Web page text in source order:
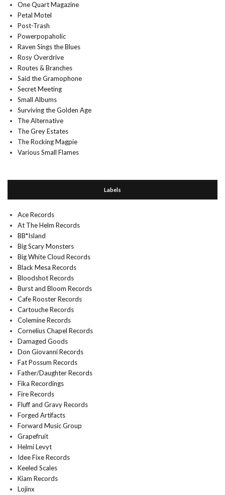
One Quart Magazine
Petal Motel
Post-Trash
Powerpopaholic
Raven Sings the Blues
Rosy Overdrive
Routes & Branches
Said the Gramophone
Secret Meeting
Small Albums
Surviving the Golden Age
The Alternative
The Grey Estates
The Rocking Magpie
Various Small Flames
Labels
Ace Records
At The Helm Records
BB*Island
Big Scary Monsters
Big White Cloud Records
Black Mesa Records
Bloodshot Records
Burst and Bloom Records
Cafe Rooster Records
Cartouche Records
Colemine Records
Cornelius Chapel Records
Damaged Goods
Don Giovanni Records
Fat Possum Records
Father/Daughter Records
Fika Recordings
Fire Records
Fluff and Gravy Records
Forged Artifacts
Forward Music Group
Grapefruit
Helmi Levyt
Idee Fixe Records
Keeled Scales
Kiam Records
Lojinx